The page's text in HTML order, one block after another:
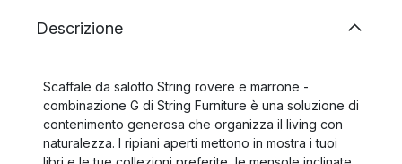
Descrizione
Scaffale da salotto String rovere e marrone -
combinazione G di String Furniture è una soluzione di
contenimento generosa che organizza il living con
naturalezza. I ripiani aperti mettono in mostra i tuoi